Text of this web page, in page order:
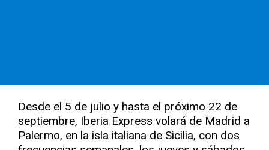
Desde el 5 de julio y hasta el próximo 22 de
septiembre, Iberia Express volará de Madrid a
Palermo, en la isla italiana de Sicilia, con dos